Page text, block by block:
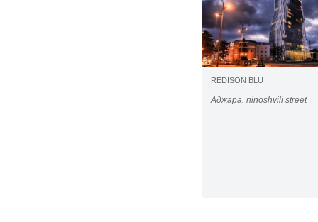
REDISON BLU
Аджара, ninoshvili street